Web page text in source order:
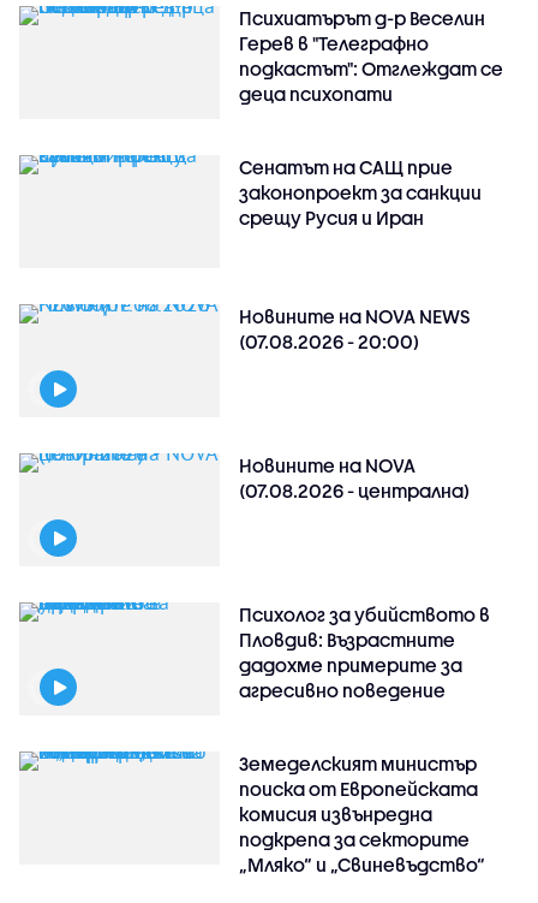
Психиатърът д-р Веселин
Герев в "Телеграфно
подкастът": Отглеждат се
деца психопати
Сенатът на САЩ прие
законопроект за санкции
срещу Русия и Иран
Новините на NOVA NEWS
(07.08.2026 - 20:00)
Новините на NOVA
(07.08.2026 - централна)
Психолог за убийството в
Пловдив: Възрастните
дадохме примерите за
агресивно поведение
Земеделският министър
поиска от Европейската
комисия извънредна
подкрепа за секторите
„Мляко“ и „Свиневъдство“